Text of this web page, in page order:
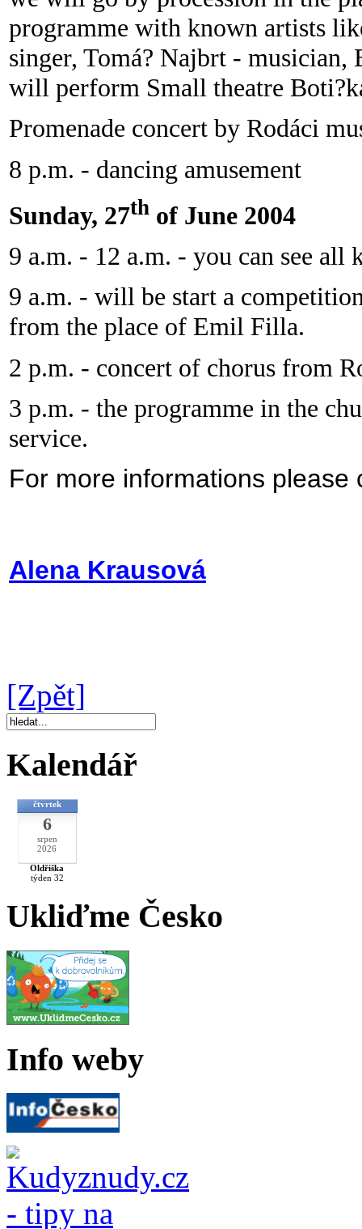
programme with known artists
singer, Tomá? Najbrt - musician,
will perform Small theatre
Promenade concert by Rodáci
8 p.m. - dancing amusement
Sunday, 27th of June 2004
9 a.m. - 12 a.m. - you can see
9 a.m. - will be start a
from the place of Emil Filla.
2 p.m. - concert of chorus from
3 p.m. - the programme in the
service.
For more informations please
Alena Krausová
[Zpět]
Kalendář
čtvrtek
6
srpen
2026
Oldřiška
týden 32
Ukliďme Česko
Info weby